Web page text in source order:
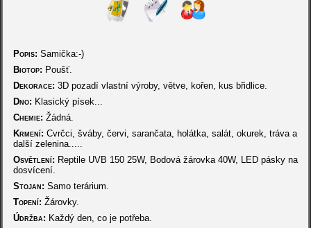
Popis: Samička:-)
Biotop: Poušť.
Dekorace: 3D pozadí vlastní výroby, větve, kořen, kus břidlice.
Dno: Klasický písek...
Chemie: Žádná.
Krmení: Cvrčci, šváby, červi, sarančata, holátka, salát, okurek, tráva a
další zelenina.....
Osvětlení: Reptile UVB 150 25W, Bodová žárovka 40W, LED pásky na
dosvícení.
Stojan: Samo terárium.
Topení: Žárovky.
Údržba: Každý den, co je potřeba.